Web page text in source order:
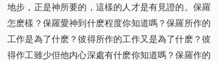
地步，正是神所要的，這樣的人才是有見證的。保羅
怎麽樣？保羅愛神到什麽程度你知道嗎？保羅所作的
工作是為了什麽？彼得所作的工作又是為了什麽？彼
得作工雖少但他内心深處有什麽你知道嗎？保羅作的